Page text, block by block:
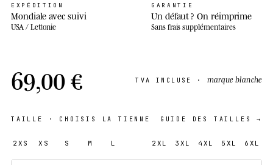
EXPÉDITION
Mondiale avec suivi
USA / Lettonie
GARANTIE
Un défaut ? On réimprime
Sans frais supplémentaires
69,00 € TVA INCLUSE · marque blanche
TAILLE · CHOISIS LA TIENNE GUIDE DES TAILLES →
2XS XS S M L 2XL 3XL 4XL 5XL 6XL